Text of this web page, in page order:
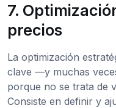
7.
precios
La optimización
clave —y muchas
porque no se trata de
Consiste en definir y